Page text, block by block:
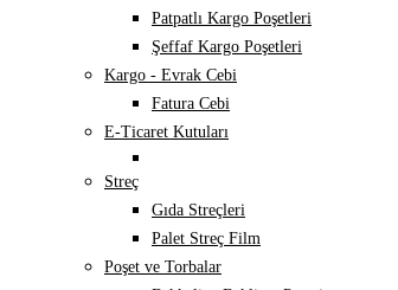
Patpatlı Kargo Poşetleri
Şeffaf Kargo Poşetleri
Kargo - Evrak Cebi
Fatura Cebi
E-Ticaret Kutuları
Streç
Gıda Streçleri
Palet Streç Film
Poşet ve Torbalar